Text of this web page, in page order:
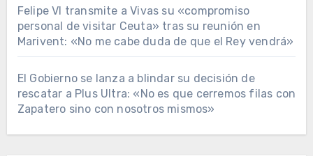
Felipe VI transmite a Vivas su «compromiso
personal de visitar Ceuta» tras su reunión en
Marivent: «No me cabe duda de que el Rey vendrá»
El Gobierno se lanza a blindar su decisión de
rescatar a Plus Ultra: «No es que cerremos filas con
Zapatero sino con nosotros mismos»